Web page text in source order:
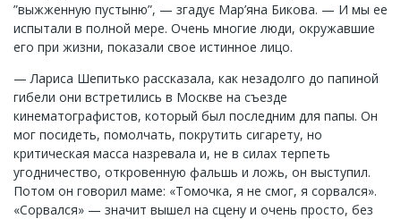
”выжженную пустыню”, — згадує Мар’яна Бикова. — И мы ее
испытали в полной мере. Очень многие люди, окружавшие
его при жизни, показали свое истинное лицо.
— Лариса Шепитько рассказала, как незадолго до папиной
гибели они встретились в Москве на съезде
кинематографистов, который был последним для папы. Он
мог посидеть, помолчать, покрутить сигарету, но
критическая масса назревала и, не в силах терпеть
угодничество, откровенную фальшь и ложь, он выступил.
Потом он говорил маме: «Томочка, я не смог, я сорвался».
«Сорвался» — значит вышел на сцену и очень просто, без